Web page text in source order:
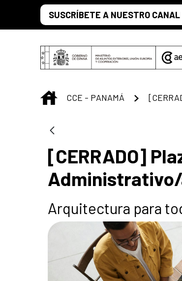
Saltar al contenido principal
SUSCRÍBETE A NUESTRO
INICIO
CCE - PANAMÁ
[CERRADO]
Arquitectura para